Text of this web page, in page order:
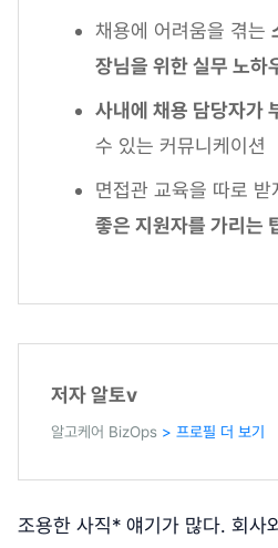
채용에 어려움을 겪는
장님을 위한 실무 노하
사내에 채용 담당자가
수 있는 커뮤니케이션
면접관 교육을 따로
좋은 지원자를 가리는
저자 알토v
알고케어 BizOps > 프로필 더 보기
조용한 사직* 얘기가 많다. 회사